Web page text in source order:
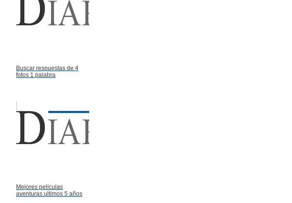
Buscar respuestas de 4
fotos 1 palabra
Mejores peliculas
aventuras ultimos 5 años